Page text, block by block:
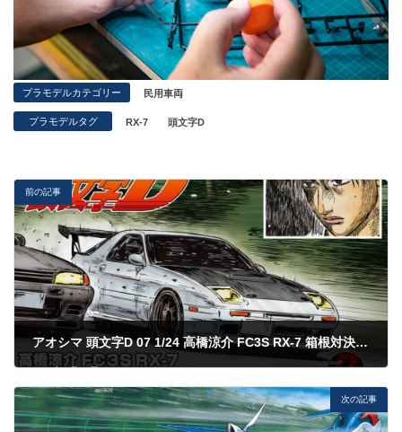
プラモデルカテゴリー 民用車両
プラモデルタグ RX-7 頭文字D
前の記事
アオシマ 頭文字D 07 1/24 高橋涼介 FC3S RX-7 箱根対決仕様
2023年6月15日
次の記事